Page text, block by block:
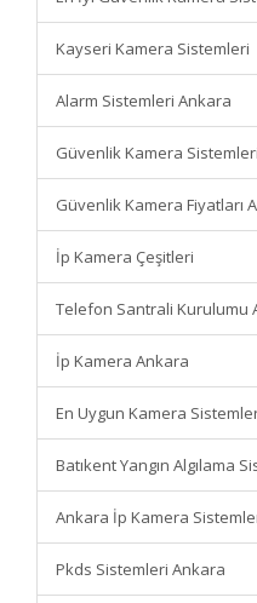
Kayseri Kamera Sistemleri
Alarm Sistemleri Ankara
Güvenlik Kamera Sistemleri
Güvenlik Kamera Fiyatları
İp Kamera Çeşitleri
Telefon Santrali Kurulumu
İp Kamera Ankara
En Uygun Kamera
Batıkent Yangın Algılama
Ankara İp Kamera
Pkds Sistemleri Ankara